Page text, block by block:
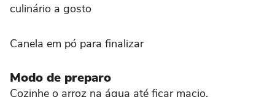
culinário a gosto
Canela em pó para finalizar
Modo de preparo
Cozinhe o arroz na água até ficar macio.